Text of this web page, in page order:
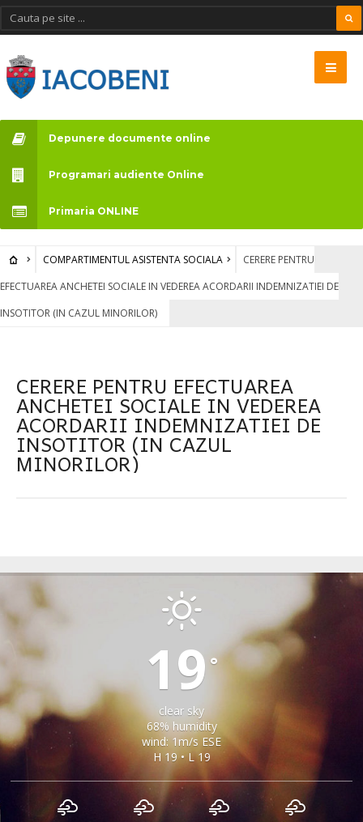
Vă
rugăm
să
rețineți:
Acest
site
web
un
sistem
de
accesibilitate.
Depunere documente online
Programari audiente Online
Primaria ONLINE
COMPARTIMENTUL ASISTENTA SOCIALA
CERERE PENTRU
EFECTUAREA ANCHETEI SOCIALE IN VEDEREA ACORDARII INDEMNIZATIEI DE
INSOTITOR (IN CAZUL MINORILOR)
CERERE PENTRU EFECTUAREA
ANCHETEI SOCIALE IN VEDEREA
ACORDARII INDEMNIZATIEI DE
INSOTITOR (IN CAZUL
MINORILOR)
19 °
clear sky
68% humidity
wind: 1m/s ESE
H 19 • L 19